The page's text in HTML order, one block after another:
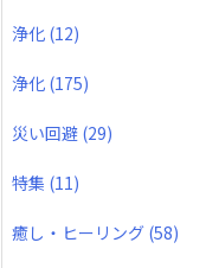
浄化 (12)
浄化 (175)
災い回避 (29)
特集 (11)
癒し・ヒーリング (58)